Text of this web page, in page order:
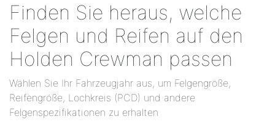
Finden Sie heraus, welche
Felgen und Reifen auf den
Holden Crewman passen
Wählen Sie Ihr Fahrzeugjahr aus, um Felgengröße,
Reifengröße, Lochkreis (PCD) und andere
Felgenspezifikationen zu erhalten